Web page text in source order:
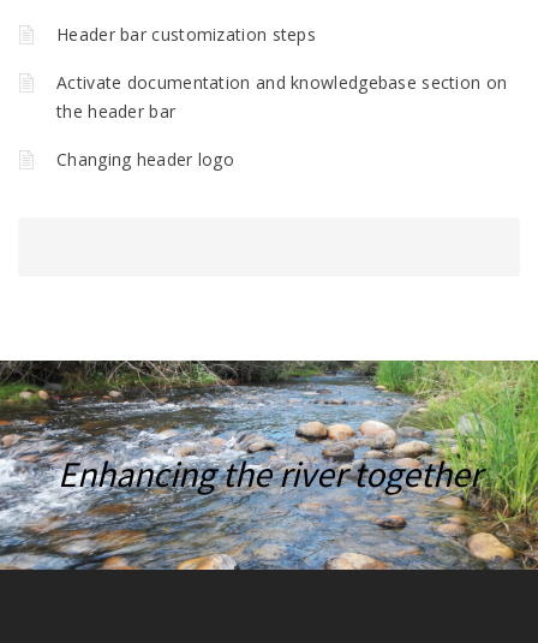
Header bar customization steps
Activate documentation and knowledgebase section on
the header bar
Changing header logo
Enhancing the river together